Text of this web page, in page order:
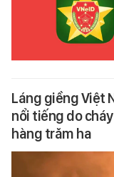
Láng giềng Việt
nổi tiếng do
hàng trăm ha